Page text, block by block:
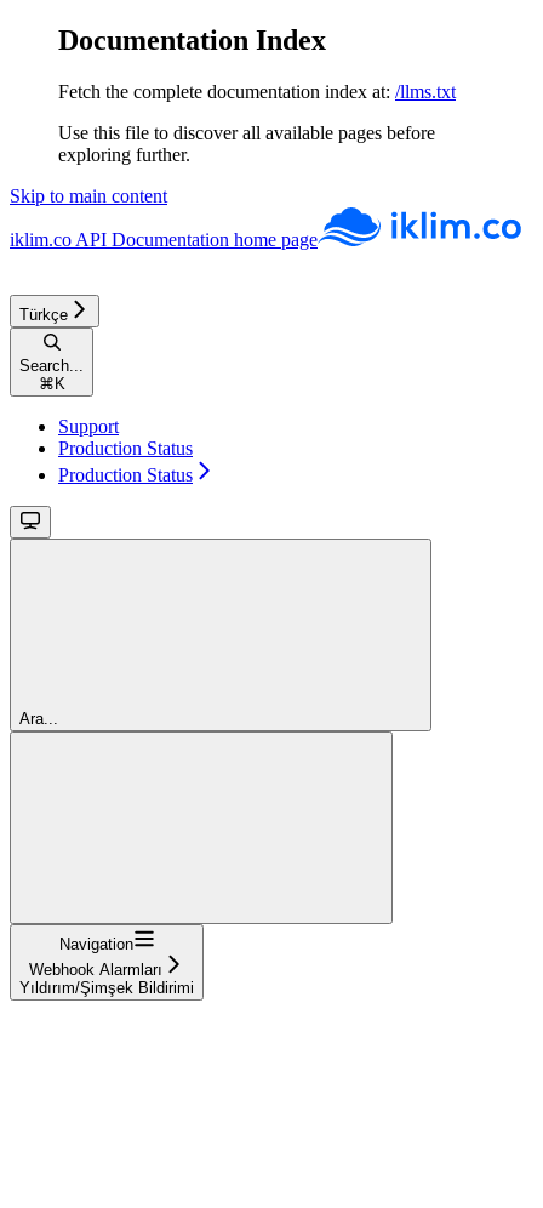
Documentation Index
Fetch the complete documentation index at: /llms.txt
Use this file to discover all available pages before
exploring further.
Skip to main content
iklim.co API Documentation home page
Türkçe
Search...
⌘ K
Support
Production Status
Production Status
Ara...
Navigation
Webhook Alarmları
Yıldırım/Şimşek Bildirimi